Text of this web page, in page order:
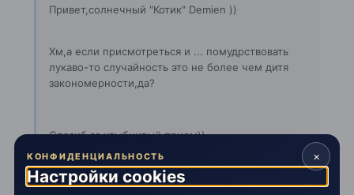
Привет,солнечный "Котик" Demien ))
Хм,а если присмотреться и ... помудрствовать
лукаво-то случайность это не более чем дитя
закономерности,да?
Спасиб за улыбчивый прием)).
×
КОНФИДЕНЦИАЛЬНОСТЬ
Настройки cookies